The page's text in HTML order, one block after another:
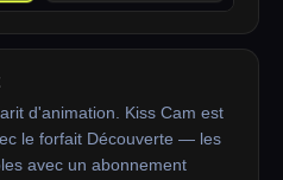
d'animation. Kiss Cam est
le forfait Découverte — les
avec un abonnement